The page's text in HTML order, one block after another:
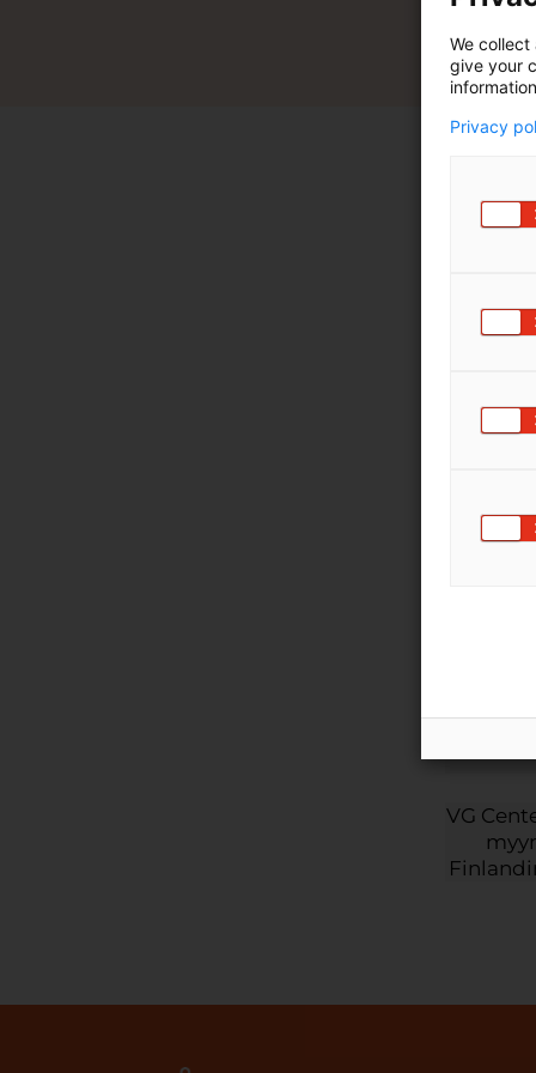
VG
We
give your
Privacy